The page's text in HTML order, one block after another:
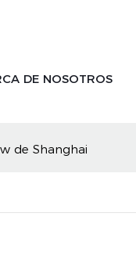
DE NOSOTROS
de Shanghai